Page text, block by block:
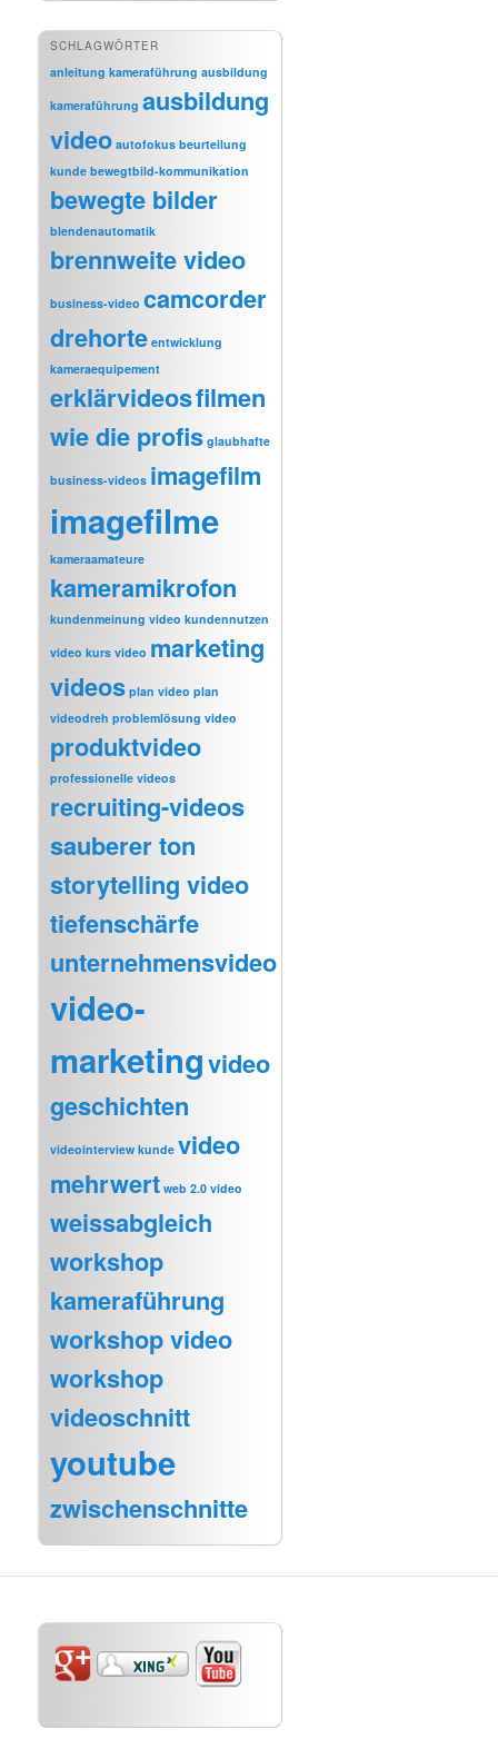
SCHLAGWÖRTER
anleitung kameraführung ausbildung
kameraführung ausbildung
video autofokus beurteilung
kunde bewegtbild-kommunikation
bewegte bilder
blendenautomatik
brennweite video
business-video camcorder
drehorte entwicklung
kameraequipement
erklärvideosfilmen
wie die profis glaubhafte
business-videos imagefilm
imagefilme
kameraamateure
kameramikrofon
kundenmeinung video kundennutzen
video kurs video marketing
videos plan video plan
videodreh problemlösung video
produktvideo
professionelle videos
recruiting-videos
sauberer ton
storytelling video
tiefenschärfe
unternehmensvideo
video-
marketingvideo
geschichten
videointerview kunde video
mehrwert web 2.0 video
weissabgleich
workshop
kameraführung
workshop video
workshop
videoschnitt
youtube
zwischenschnitte